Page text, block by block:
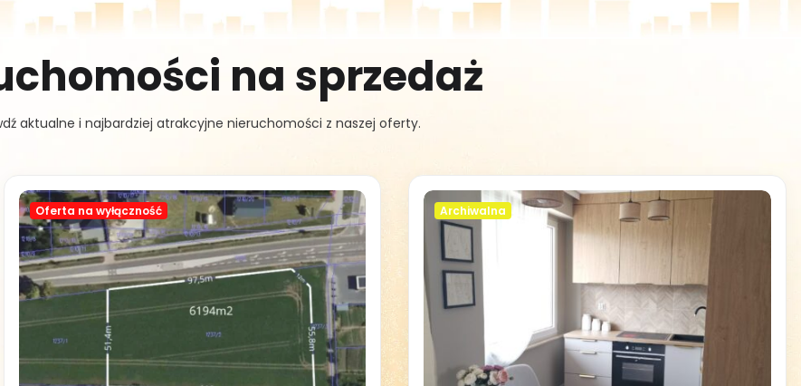
na sprzedaż
aktualne i najbardziej atrakcyjne nieruchomości z naszej oferty.
Oferta na wyłączność Archiwalna